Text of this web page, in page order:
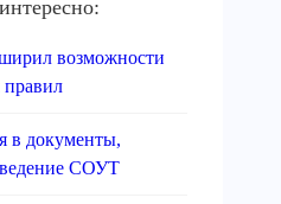
возможности
в документы,
СОУТ